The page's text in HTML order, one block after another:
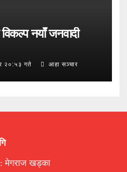
नयाँ जनवादी
२०:५३ गते आहा सञ्चार
मेगराज खड्का